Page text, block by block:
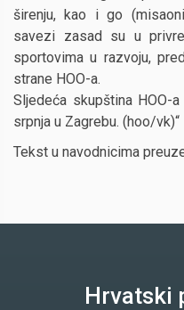
širenju, kao i go
savezi zasad su u
sportovima u razvoju,
strane HOO-a.
Sljedeća skupština
srpnja u Zagrebu. (hoo/vk)“
Tekst u navodnicima
Hrvatski